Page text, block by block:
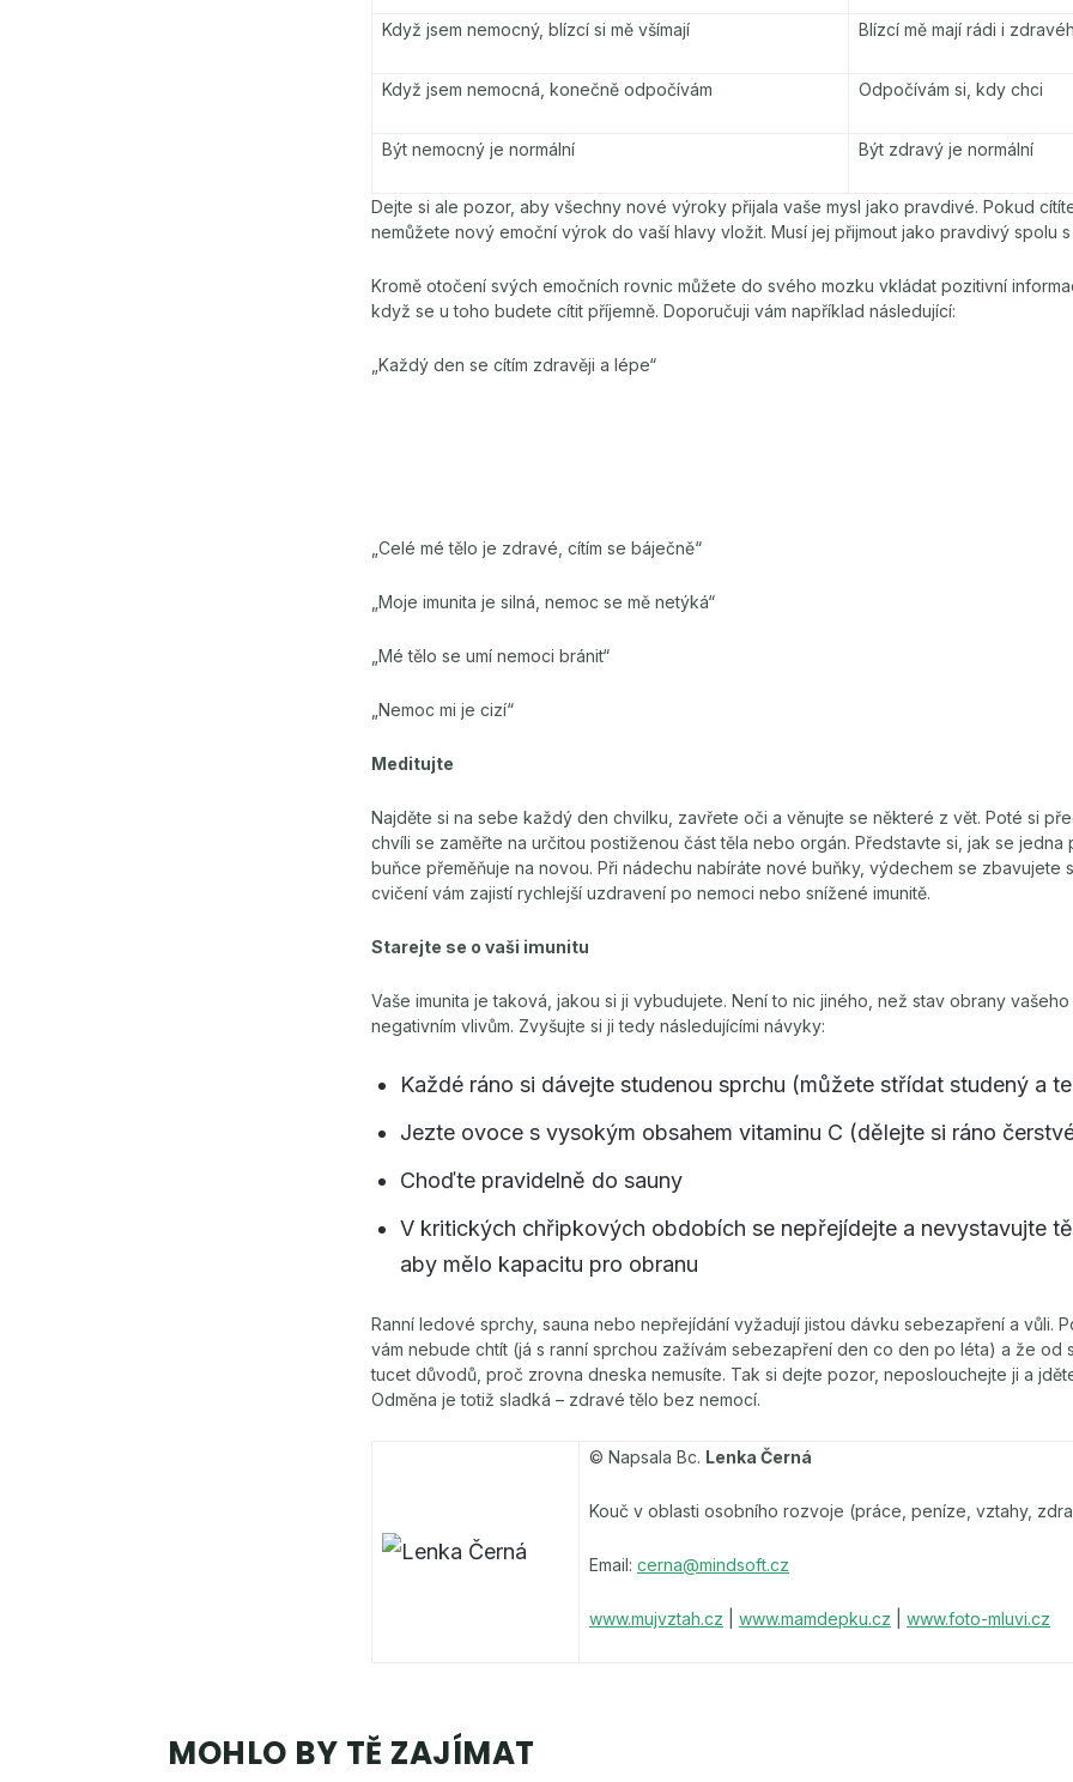
Když jsem nemocný, blízcí si mě všímají Blízcí mě mají rádi i
Když jsem nemocná, konečně odpočívám Odpočívám si, kdy chci
Být nemocný je normální Být zdravý je normální
Dejte si ale pozor, aby všechny nové výroky přijala vaše mysl jako pravdivé. Pokud
nemůžete nový emoční výrok do vaší hlavy vložit. Musí jej přijmout jako pravdivý spolu
Kromě otočení svých emočních rovnic můžete do svého mozku vkládat pozitivní
když se u toho budete cítit příjemně. Doporučuji vám například následující:
„Každý den se cítím zdravěji a lépe“
„Celé mé tělo je zdravé, cítím se báječně“
„Moje imunita je silná, nemoc se mě netýká“
„Mé tělo se umí nemoci bránit“
„Nemoc mi je cizí“
Meditujte
Najděte si na sebe každý den chvilku, zavřete oči a věnujte se některé z vět. Poté si
chvíli se zaměřte na určitou postiženou část těla nebo orgán. Představte si, jak se jedna
buňce přeměňuje na novou. Při nádechu nabíráte nové buňky, výdechem se zbavujete
cvičení vám zajistí rychlejší uzdravení po nemoci nebo snížené imunitě.
Starejte se o vaši imunitu
Vaše imunita je taková, jakou si ji vybudujete. Není to nic jiného, než stav obrany vašeho
negativním vlivům. Zvyšujte si ji tedy následujícími návyky:
Každé ráno si dávejte studenou sprchu (můžete střídat studený a
Jezte ovoce s vysokým obsahem vitaminu C (dělejte si ráno
Choďte pravidelně do sauny
V kritických chřipkových obdobích se nepřejídejte a nevystavujte
aby mělo kapacitu pro obranu
Ranní ledové sprchy, sauna nebo nepřejídání vyžadují jistou dávku sebezapření a vůli.
vám nebude chtít (já s ranní sprchou zažívám sebezapření den co den po léta) a že od
tucet důvodů, proč zrovna dneska nemusíte. Tak si dejte pozor, neposlouchejte ji a
Odměna je totiž sladká – zdravé tělo bez nemocí.
© Napsala Bc. Lenka Černá
Kouč v oblasti osobního rozvoje (práce, peníze, vztahy,
Email: cerna@mindsoft.cz
www.mujvztah.cz www.mamdepku.cz www.foto-mluvi.cz
MOHLO BY TĚ ZAJÍMAT